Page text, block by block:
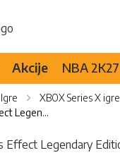
Akcije NBA 2K27
Igre
XBOX Series X igre
XBOX ONE Mass Effect Legendary Edition